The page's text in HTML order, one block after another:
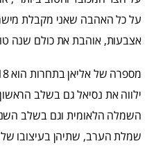
על כל האהבה שאני מקבלת
אצבעות, אוהבת את כולם שנה
ילווה את נסיאל גם בשלב
השמלה הלאומית וגם בשלב
שמלת הערב, שתיהן בעיצובו